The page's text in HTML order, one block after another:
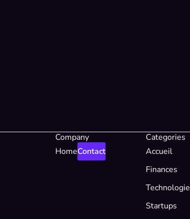
Company
HomeContact
Categories
Accueil
Finances
Technologie
Startups